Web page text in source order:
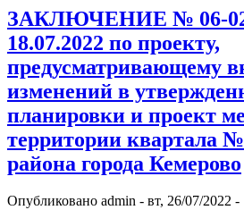
ЗАКЛЮЧЕНИЕ № 06-02-
18.07.2022 по проекту,
предусматривающему
изменений в
планировки и проект
территории квартала №
района города Кемерово
Опубликовано admin - вт, 26/07/2022 -